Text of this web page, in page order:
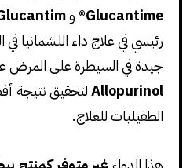
Glucantime® و
رئيسي في علاج داء اللشمانيا
جيدة في السيطرة على المرض
Allopurinolلتحقيق نتيجة
الطفيليات للعلاج.